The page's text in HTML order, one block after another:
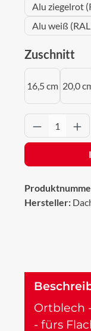
Alu ziegelrot
Alu weiß
Zuschnitt
16,5 cm 20,0
Produkt
Hersteller:
Ortblech
- fürs